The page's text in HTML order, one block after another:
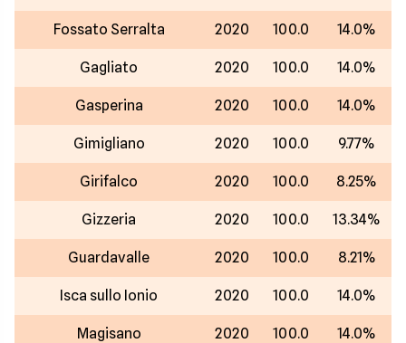
Fossato Serralta 2020 100.0 14.0%
Gagliato 2020 100.0 14.0%
Gasperina 2020 100.0 14.0%
Gimigliano 2020 100.0 9.77%
Girifalco 2020 100.0 8.25%
Gizzeria 2020 100.0 13.34%
Guardavalle 2020 100.0 8.21%
Isca sullo Ionio 2020 100.0 14.0%
Magisano 2020 100.0 14.0%